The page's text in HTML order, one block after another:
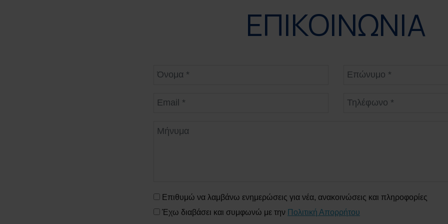
ΕΠΙΚΟΙΝΩΝΙΑ
Μήνυμα
Επιθυμώ να λαμβάνω ενημερώσεις για νέα, ανακοινώσεις και πληροφορίες
Έχω διαβάσει και συμφωνώ με την Πολιτική Απορρήτου